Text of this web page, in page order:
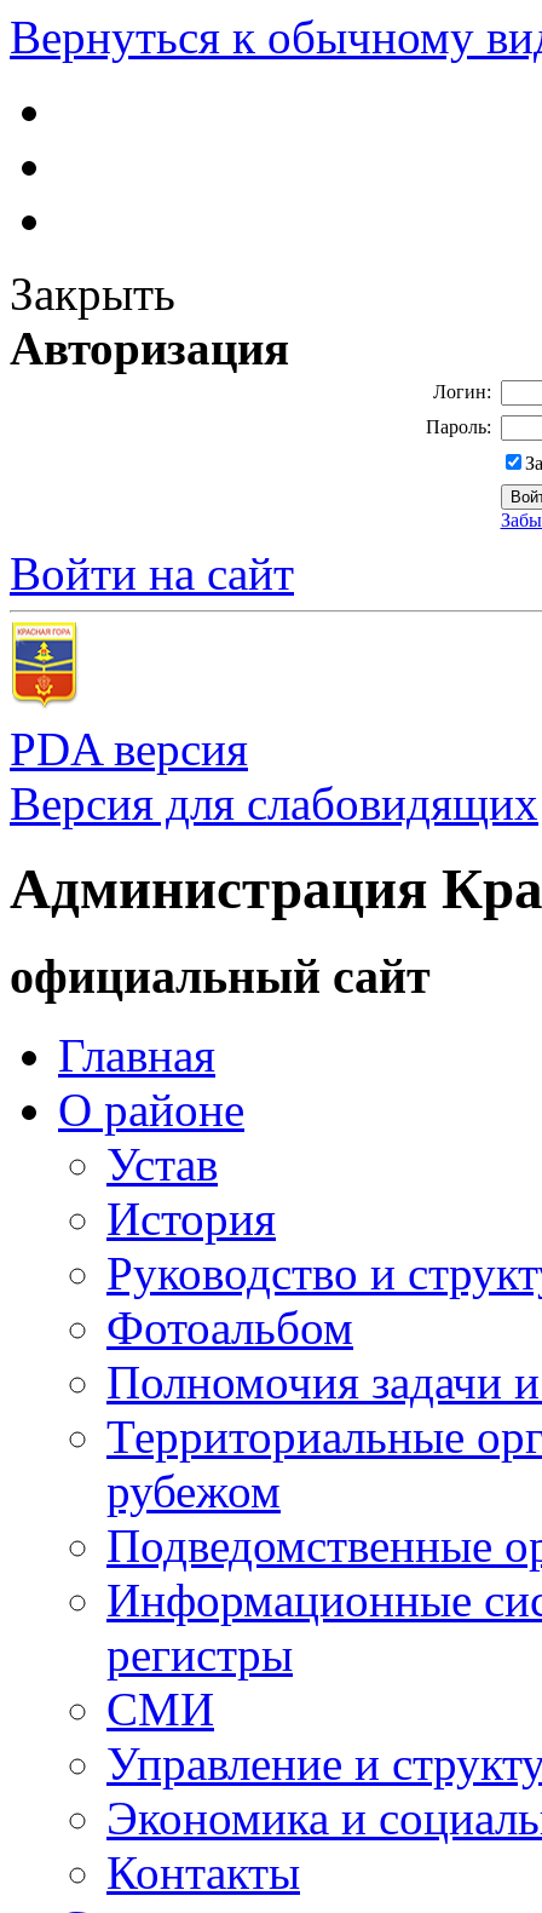
Вернуться к обычному
Закрыть
Авторизация
Логин:
Пароль:
Войти на сайт
PDA версия
Версия для слабовидящих
Администрация
официальный сайт
Главная
О районе
Устав
История
Руководство и
Фотоальбом
Полномочия задачи
Территориальные
рубежом
Подведомственные
Информационные
регистры
СМИ
Управление и
Экономика и
Контакты